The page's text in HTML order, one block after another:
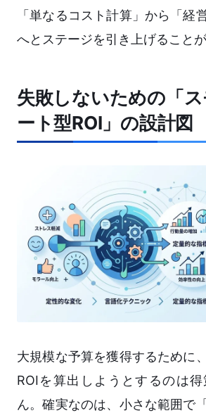
「単なるコスト計算」から「経
へとステージを引き上げることが
失敗しないための「
ート型ROI」の設計図
大規模な予算を獲得するために
ROIを算出しようとするのは
ん。確実なのは、小さな範囲で